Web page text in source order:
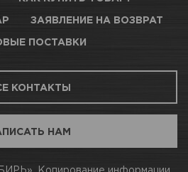
Хмельницкого, 1/1
ЗАЯВЛЕНИЕ НА ВОЗВРАТ
ПОСТАВКИ
КОНТАКТЫ
НАМ
Копирование информации